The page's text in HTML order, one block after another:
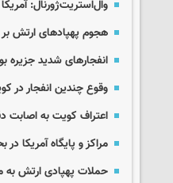
وال‌استریت‌ژورنال:
هجوم پهپادهای ارتش بر
انفجارهای شدید جزیره
وقوع چندین انفجار در
اعتراف کویت به اصابت
مراکز و پایگاه آمریکا
حملات پهپادی ارتش به